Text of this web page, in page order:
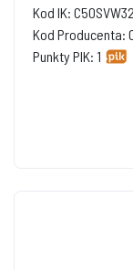
Kod IK:
Kod Producenta:
Punkty PIK: 1